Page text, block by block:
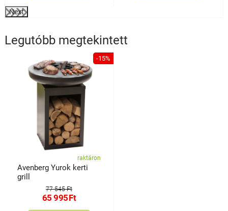
Next
Legutóbb megtekintett
-15%
raktáron
Avenberg Yurok kerti
grill
77 545 Ft
65 995Ft